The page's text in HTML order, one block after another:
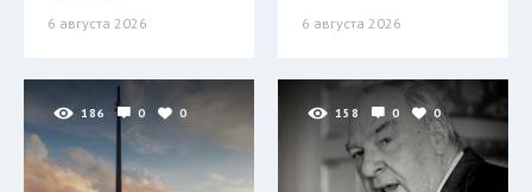
6 августа 2026 6 августа 2026
186 0 0 158 0 0